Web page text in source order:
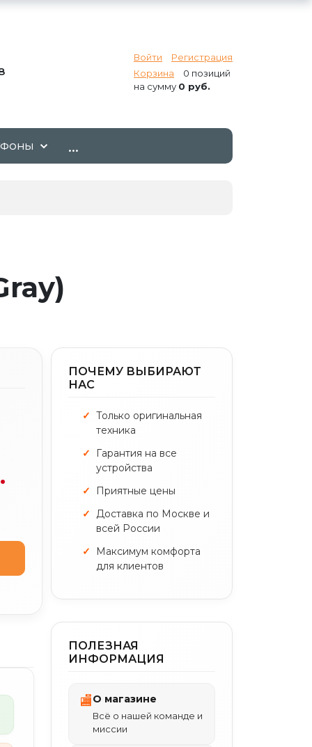
Войти
Регистрация
Корзина
0 позиций
на сумму 0 руб.
...
ПОЧЕМУ ВЫБИРАЮТ
НАС
Только оригинальная
техника
Гарантия на все
устройства
Приятные цены
Доставка по Москве и
всей России
Максимум комфорта
для клиентов
ПОЛЕЗНАЯ
ИНФОРМАЦИЯ
🏬О магазине
Всё о нашей команде и
миссии